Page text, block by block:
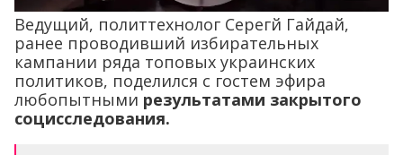
Ведущий, политтехнолог Серегй Гайдай,
ранее проводивший избирательных
кампании ряда топовых украинских
политиков, поделился с гостем эфира
любопытными результатами закрытого
социсследования.